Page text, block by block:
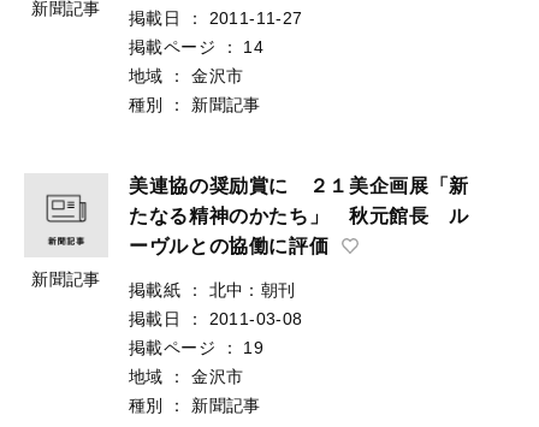
新聞記事
掲載日
：
2011-11-27
掲載ページ
：
14
地域
：
金沢市
種別
： 新聞記事
新聞記事
美連協の奨励賞に ２１美企画展「新
たなる精神のかたち」 秋元館長 ル
ーヴルとの協働に評価
掲載紙 ：
北中：朝刊
掲載日
：
2011-03-08
掲載ページ
：
19
地域
：
金沢市
種別
： 新聞記事